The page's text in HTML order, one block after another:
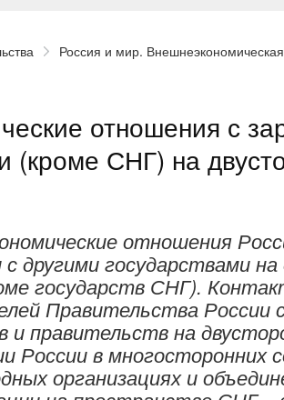
Россия и мир.
отношения с
(кроме СНГ) на
отношения
другими государствами
государств СНГ).
Правительства России
и правительств на
России в многосторонних
организациях и